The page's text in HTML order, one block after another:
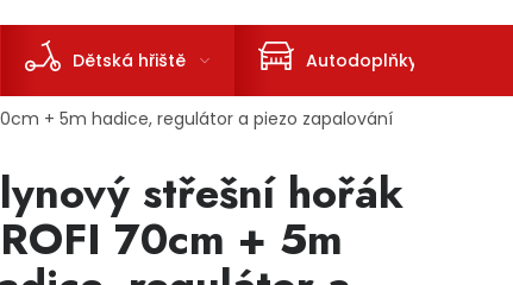
Dětská hřiště Autodoplňky
+ 5m hadice, regulátor a piezo zapalování
střešní hořák
70cm + 5m